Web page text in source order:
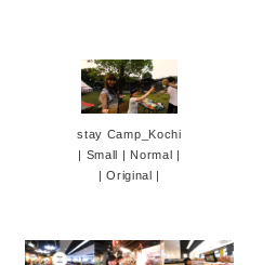
stay Camp_Kochi
| Small | Normal |
|Original |